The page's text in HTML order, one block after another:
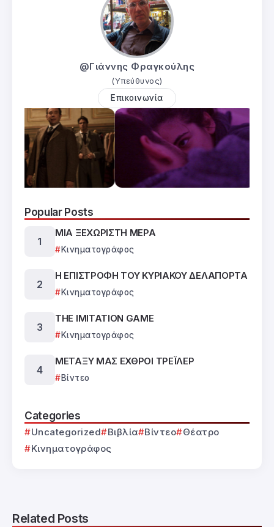
@Γιάννης Φραγκούλης
(Υπεύθυνος)
Επικοινωνία
Popular Posts
ΜΙΑ ΞΕΧΩΡΙΣΤΗ ΜΕΡΑ
Κινηματογράφος
Η ΕΠΙΣΤΡΟΦΗ ΤΟΥ ΚΥΡΙΑΚΟΥ ΔΕΛΑΠΟΡΤΑ
Κινηματογράφος
THE IMITATION GAME
Κινηματογράφος
ΜΕΤΑΞΥ ΜΑΣ ΕΧΘΡΟΙ ΤΡΕΪΛΕΡ
Βίντεο
Categories
Uncategorized Βιβλία Βίντεο
Θέατρο
Κινηματογράφος
Related Posts